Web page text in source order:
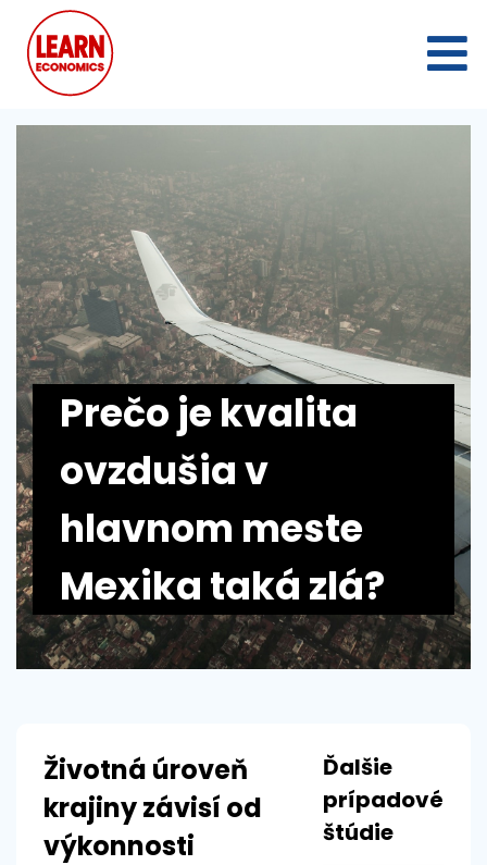
Prečo je kvalita
ovzdušia v
hlavnom meste
Mexika taká zlá?
Životná úroveň
krajiny závisí od
výkonnosti
Ďalšie
prípadové
štúdie